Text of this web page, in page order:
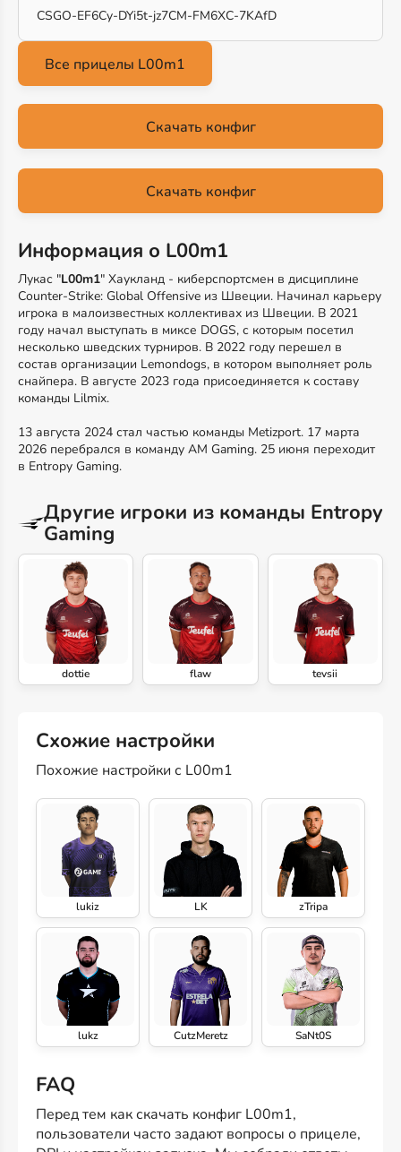
CSGO-EF6Cy-DYi5t-jz7CM-FM6XC-7KAfD
Скачать конфиг
Скачать конфиг
Информация о L00m1
Лукас "L00m1" Хаукланд - киберспортсмен в дисциплине
Counter-Strike: Global Offensive из Швеции. Начинал карьеру
игрока в малоизвестных коллективах из Швеции. В 2021
году начал выступать в миксе DOGS, с которым посетил
несколько шведских турниров. В 2022 году перешел в
состав организации Lemondogs, в котором выполняет роль
снайпера. В августе 2023 года присоединяется к составу
команды Lilmix.
13 августа 2024 стал частью команды Metizport. 17 марта
2026 перебрался в команду AM Gaming. 25 июня переходит
в Entropy Gaming.
Другие игроки из команды Entropy
Gaming
dottie flaw tevsii
Схожие настройки
Похожие настройки с L00m1
lukiz LK zTripa
lukz CutzMeretz SaNt0S
FAQ
Перед тем как скачать конфиг L00m1,
пользователи часто задают вопросы о прицеле,